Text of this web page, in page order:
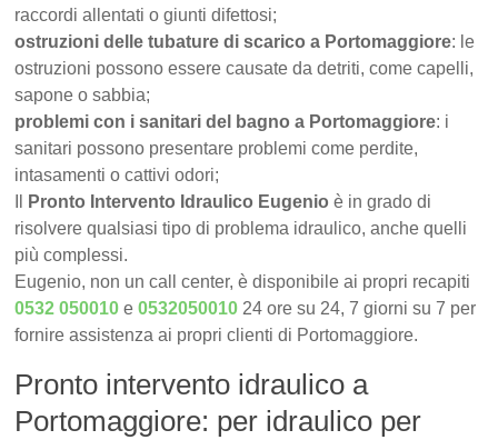
raccordi allentati o giunti difettosi;
ostruzioni delle tubature di scarico a Portomaggiore: le
ostruzioni possono essere causate da detriti, come capelli,
sapone o sabbia;
problemi con i sanitari del bagno a Portomaggiore: i
sanitari possono presentare problemi come perdite,
intasamenti o cattivi odori;
Pronto Intervento Idraulico Eugenio è in grado di
risolvere qualsiasi tipo di problema idraulico, anche quelli
più complessi.
Eugenio, non un call center, è disponibile ai propri recapiti
0532 050010 e0532050010 24 ore su 24, 7 giorni su 7 per
fornire assistenza ai propri clienti di Portomaggiore.
Pronto intervento idraulico a
Portomaggiore: per idraulico per